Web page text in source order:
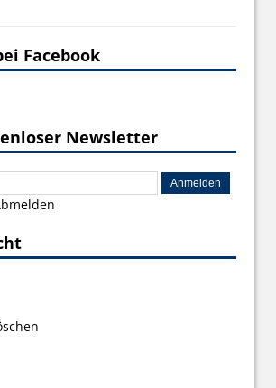
Facebook
Newsletter